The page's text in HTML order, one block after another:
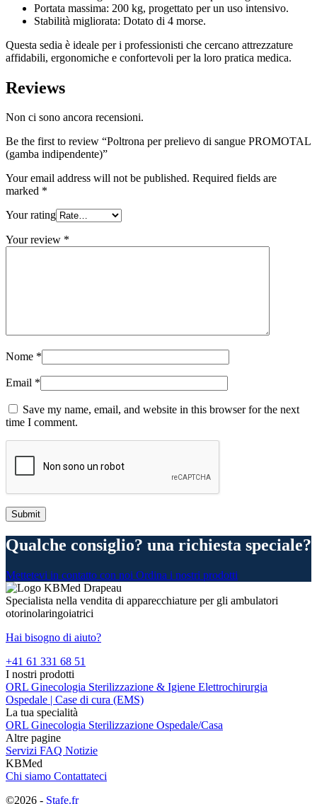
Portata massima: 200 kg, progettato per un uso intensivo.
Stabilità migliorata: Dotato di 4 morse.
Questa sedia è ideale per i professionisti che cercano attrezzature
affidabili, ergonomiche e confortevoli per la loro pratica medica.
Reviews
Non ci sono ancora recensioni.
Be the first to review “Poltrona per prelievo di sangue PROMOTAL
(gamba indipendente)”
Your email address will not be published. Required fields are
marked *
Your rating
Your review *
Nome *
Email *
Save my name, email, and website in this browser for the next
time I comment.
Qualche consiglio? una richiesta speciale?
Mettetevi in contatto con noi Ordina i nostri prodotti
Specialista nella vendita di apparecchiature per gli ambulatori
otorinolaringoiatrici
Hai bisogno di aiuto?
+41 61 331 68 51
I nostri prodotti
ORL Ginecologia Sterilizzazione & Igiene Elettrochirurgia
Ospedale | Case di cura (EMS)
La tua specialità
ORL Ginecologia Sterilizzazione Ospedale/Casa
Altre pagine
Servizi FAQ Notizie
KBMed
Chi siamo Contattateci
©2026 - Stafe.fr